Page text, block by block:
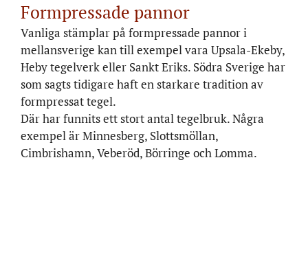
Formpressade pannor
Vanliga stämplar på formpressade pannor i
mellansverige kan till exempel vara Upsala-Ekeby,
Heby tegelverk eller Sankt Eriks. Södra Sverige har
som sagts tidigare haft en starkare tradition av
formpressat tegel.
Där har funnits ett stort antal tegelbruk. Några
exempel är Minnesberg, Slottsmöllan,
Cimbrishamn, Veberöd, Börringe och Lomma.